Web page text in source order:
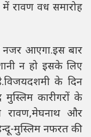
रावण वध समारोह
नजर आएगा.इस बार
न हो इसके लिए
के दिन
कारीगरों के
रावण,मेघनाथ और
मुस्लिम नफरत की